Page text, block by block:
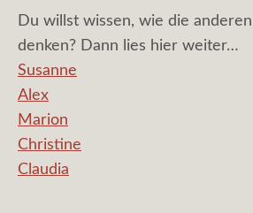
Du willst wissen, wie die
denken? Dann lies hier weiter…
Susanne
Alex
Marion
Christine
Claudia